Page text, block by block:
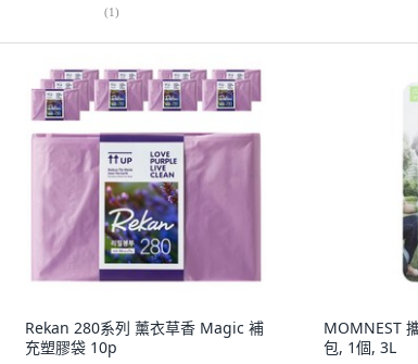
(1)
Rekan 280系列 薰衣草香 Magic 補
充塑膠袋 10p
MOMNEST
包, 1個, 3L